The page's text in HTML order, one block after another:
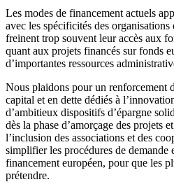
Les modes de financement actuels
avec les spécificités des organisations
freinent trop souvent leur accès aux
quant aux projets financés sur fonds
d’importantes ressources
Nous plaidons pour un renforcement
capital et en dette dédiés à
d’ambitieux dispositifs d’épargne
dès la phase d’amorçage des projets
l’inclusion des associations et des
simplifier les procédures de demande
financement européen, pour que les
prétendre.